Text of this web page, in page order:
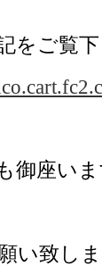
をご覧
御座い
い致し